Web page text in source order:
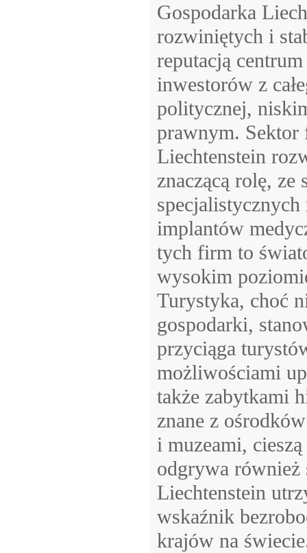
Gospodarka
rozwiniętych i
reputacją
inwestorów z
politycznej,
prawnym. Sektor
Liechtenstein
znaczącą rolę,
implantów
tych firm to
wysokim
Turystyka, choć
gospodarki,
przyciąga
możliwościami
także zabytkami
znane z
i muzeami,
odgrywa również
Liechtenstein
wskaźnik
krajów na